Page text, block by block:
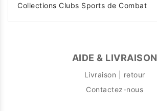
Collections Clubs Sports de Combat
AIDE & LIVRAISON
Livraison | retour
Contactez-nous